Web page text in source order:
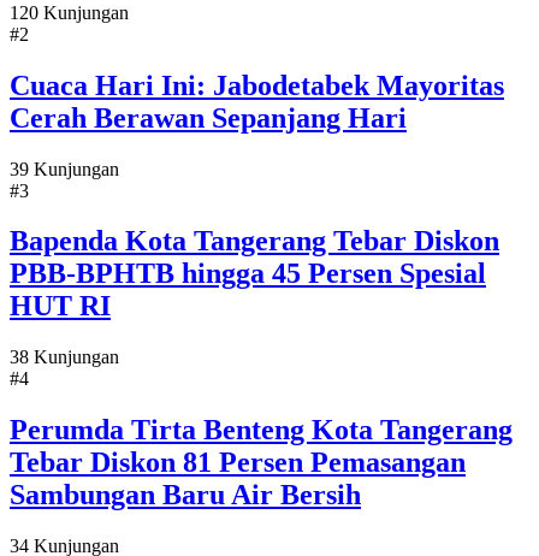
120 Kunjungan
#2
Cuaca Hari Ini: Jabodetabek Mayoritas
Cerah Berawan Sepanjang Hari
39 Kunjungan
#3
Bapenda Kota Tangerang Tebar Diskon
PBB-BPHTB hingga 45 Persen Spesial
HUT RI
38 Kunjungan
#4
Perumda Tirta Benteng Kota Tangerang
Tebar Diskon 81 Persen Pemasangan
Sambungan Baru Air Bersih
34 Kunjungan